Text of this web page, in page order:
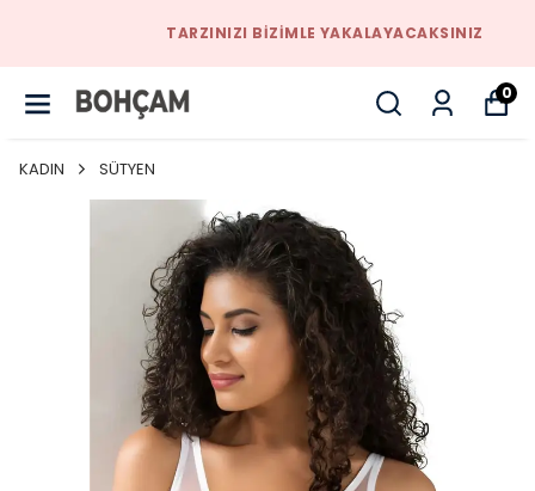
TARZINIZI BIZIMLE YAKALAYACAKSINIZ
0
KADIN SÜTYEN